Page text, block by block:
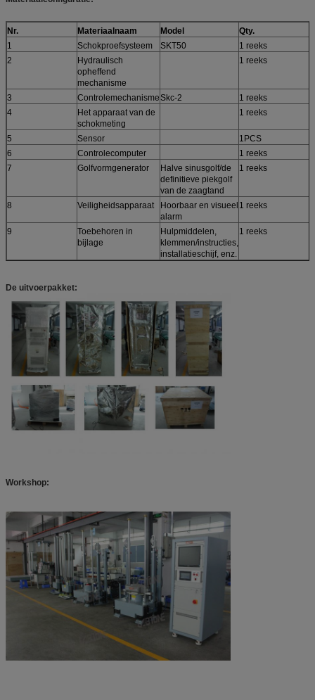
Nr. Materiaalnaam Model
Qty.
1
Schokproefsysteem SKT50
1 reeks
2
Hydraulisch
opheffend
mechanisme
1 reeks
3 ControlemechanismeSkc-2
1 reeks
4
Het apparaat van de
schokmeting
1 reeks
5 Sensor
1PCS
6
Controlecomputer
1 reeks
7
Golfvormgenerator
Halve sinusgolf/de
definitieve piekgolf
van de zaagtand
1 reeks
8 Veiligheidsapparaat
Hoorbaar en visueel
alarm
1 reeks
9
Toebehoren in
bijlage
Hulpmiddelen,
klemmen/instructies,
installatieschijf, enz.
1 reeks
De uitvoerpakket:
Workshop: